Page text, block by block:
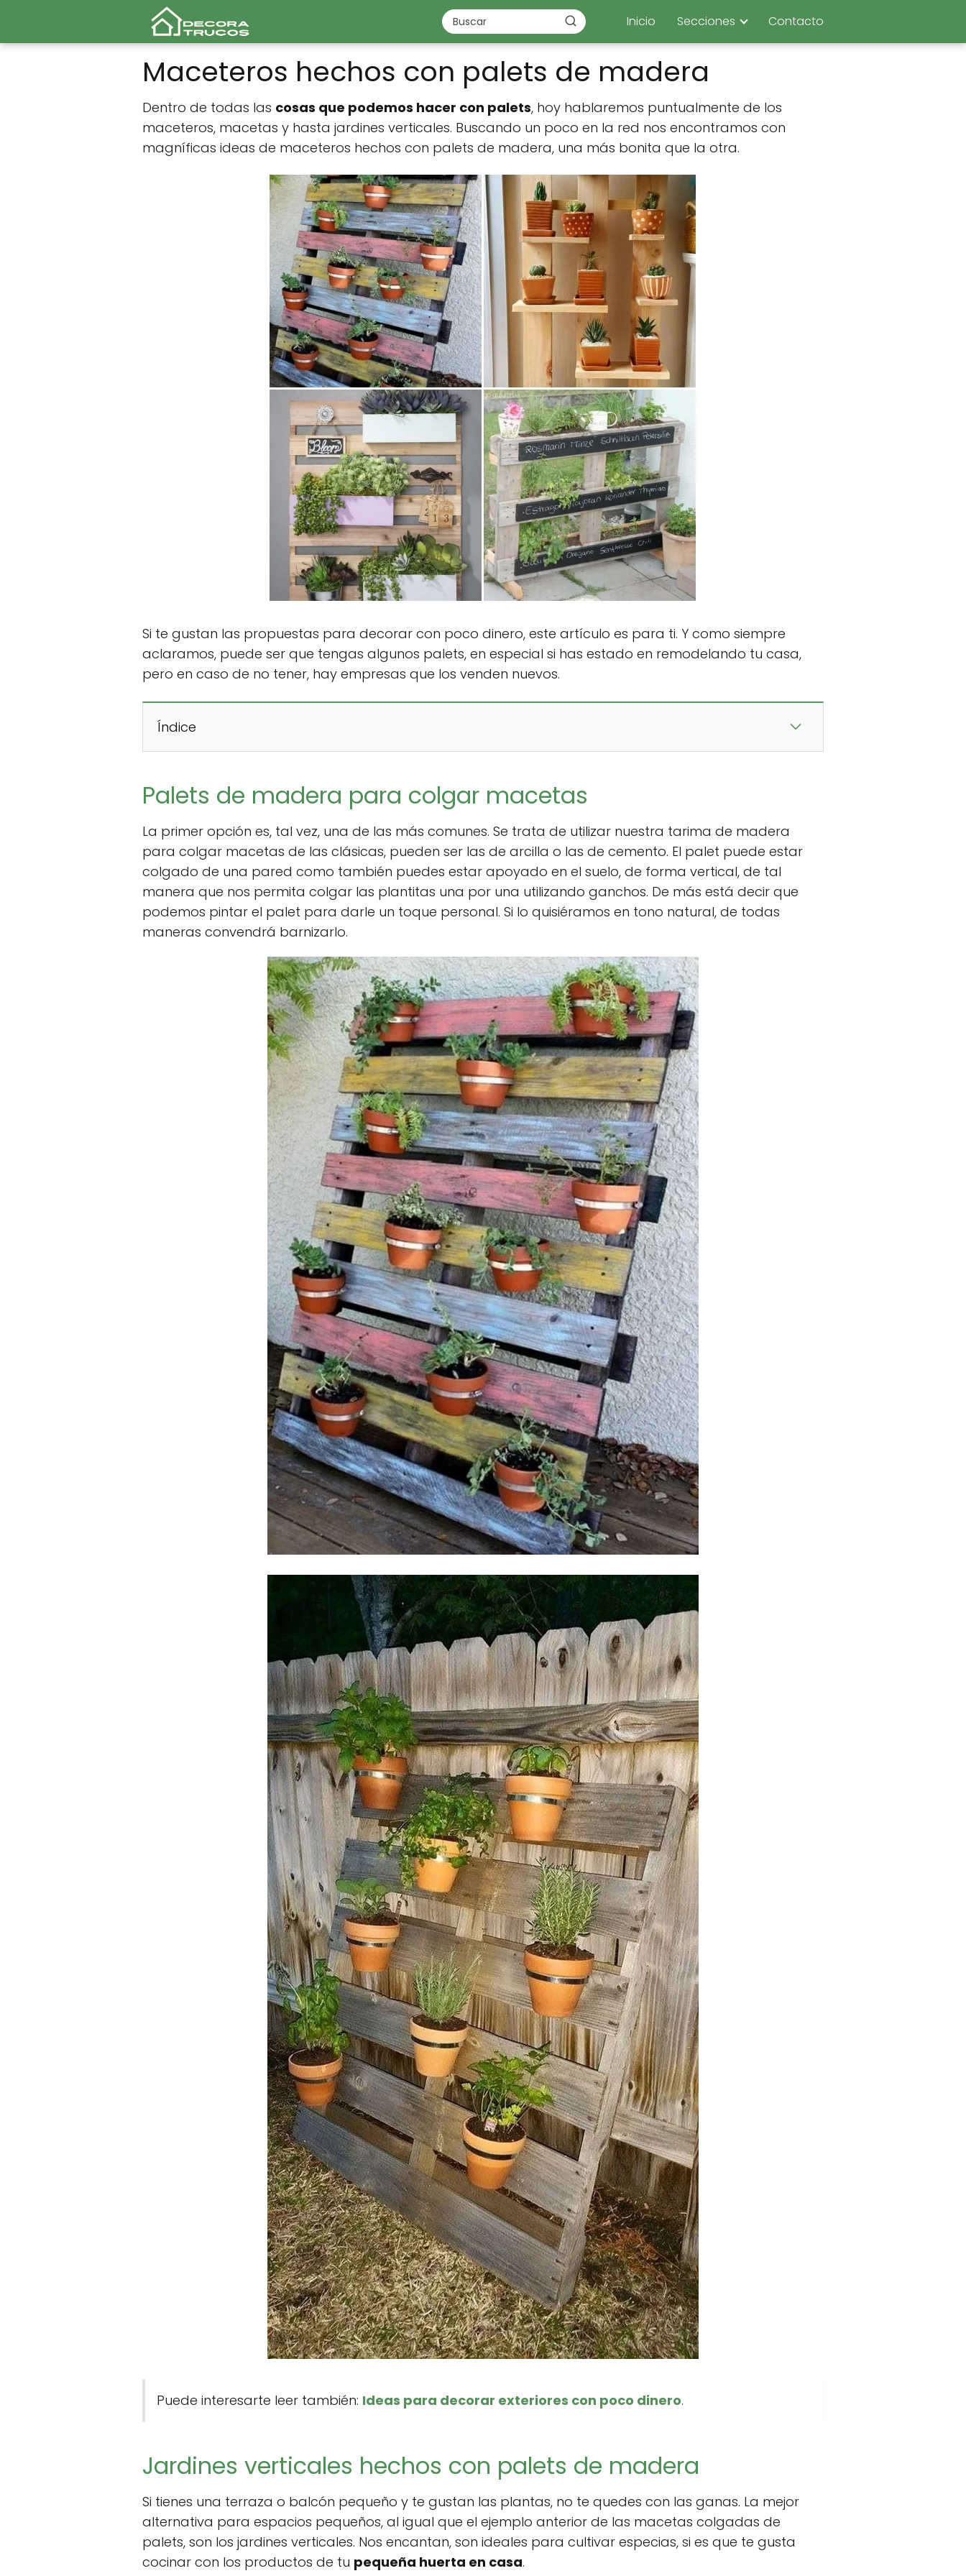
Inicio Secciones Contacto
Maceteros hechos con palets de madera
Dentro de todas las cosas que podemos hacer con palets, hoy hablaremos puntualmente de los
maceteros, macetas y hasta jardines verticales. Buscando un poco en la red nos encontramos con
magníficas ideas de maceteros hechos con palets de madera, una más bonita que la otra.
Si te gustan las propuestas para decorar con poco dinero, este artículo es para ti. Y como siempre
aclaramos, puede ser que tengas algunos palets, en especial si has estado en remodelando tu casa,
pero en caso de no tener, hay empresas que los venden nuevos.
Índice
Palets de madera para colgar macetas
La primer opción es, tal vez, una de las más comunes. Se trata de utilizar nuestra tarima de madera
para colgar macetas de las clásicas, pueden ser las de arcilla o las de cemento. El palet puede estar
colgado de una pared como también puedes estar apoyado en el suelo, de forma vertical, de tal
manera que nos permita colgar las plantitas una por una utilizando ganchos. De más está decir que
podemos pintar el palet para darle un toque personal. Si lo quisiéramos en tono natural, de todas
maneras convendrá barnizarlo.
Puede interesarte leer también: Ideas para decorar exteriores con poco dinero.
Jardines verticales hechos con palets de madera
Si tienes una terraza o balcón pequeño y te gustan las plantas, no te quedes con las ganas. La mejor
alternativa para espacios pequeños, al igual que el ejemplo anterior de las macetas colgadas de
palets, son los jardines verticales. Nos encantan, son ideales para cultivar especias, si es que te gusta
cocinar con los productos de tu pequeña huerta en casa.